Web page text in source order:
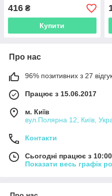
416 ₴
Купити
Про нас
96% позитивних з 27
Працює з 15.06.2017
м. Київ
вул.Полярна 12, Київ,
Контакти
Сьогодні працює з
Показати весь графік